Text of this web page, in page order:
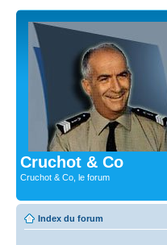
Cruchot & Co
Cruchot & Co, le forum
Index du forum